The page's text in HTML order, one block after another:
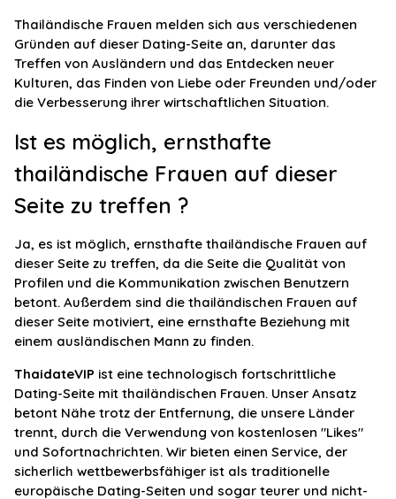
Thailändische Frauen melden sich aus verschiedenen
Gründen auf dieser Dating-Seite an, darunter das
Treffen von Ausländern und das Entdecken neuer
Kulturen, das Finden von Liebe oder Freunden und/oder
die Verbesserung ihrer wirtschaftlichen Situation.
Ist es möglich, ernsthafte
thailändische Frauen auf dieser
Seite zu treffen ?
Ja, es ist möglich, ernsthafte thailändische Frauen auf
dieser Seite zu treffen, da die Seite die Qualität von
Profilen und die Kommunikation zwischen Benutzern
betont. Außerdem sind die thailändischen Frauen auf
dieser Seite motiviert, eine ernsthafte Beziehung mit
einem ausländischen Mann zu finden.
ThaidateVIP ist eine technologisch fortschrittliche
Dating-Seite mit thailändischen Frauen. Unser Ansatz
betont Nähe trotz der Entfernung, die unsere Länder
trennt, durch die Verwendung von kostenlosen "Likes"
und Sofortnachrichten. Wir bieten einen Service, der
sicherlich wettbewerbsfähiger ist als traditionelle
europäische Dating-Seiten und sogar teurer und nicht-